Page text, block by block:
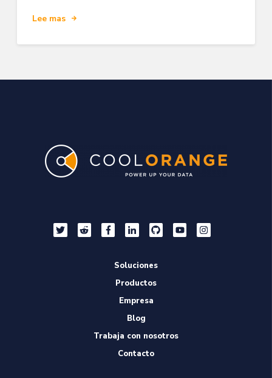
Lee mas
Soluciones
Productos
Empresa
Blog
Trabaja con nosotros
Contacto